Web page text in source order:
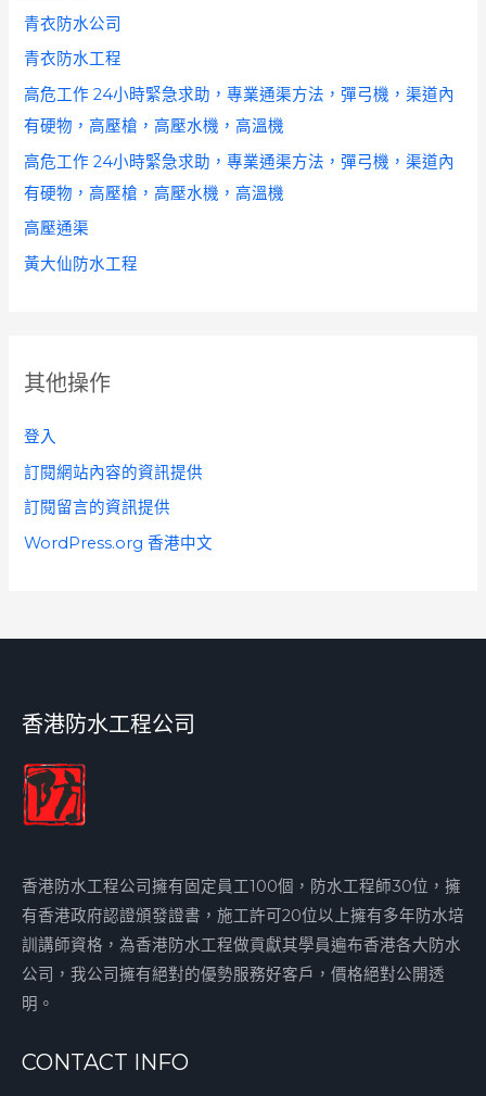
青衣防水公司
青衣防水工程
高危工作 24小時緊急求助，專業通渠方法，彈弓機，渠道內
有硬物，高壓槍，高壓水機，高溫機
高危工作 24小時緊急求助，專業通渠方法，彈弓機，渠道內
有硬物，高壓槍，高壓水機，高溫機
高壓通渠
黃大仙防水工程
其他操作
登入
訂閱網站內容的資訊提供
訂閱留言的資訊提供
WordPress.org 香港中文
香港防水工程公司
香港防水工程公司擁有固定員工100個，防水工程師30位，擁
有香港政府認證頒發證書，施工許可20位以上擁有多年防水培
訓講師資格，為香港防水工程做貢獻其學員遍布香港各大防水
公司，我公司擁有絕對的優勢服務好客戶，價格絕對公開透
明。
CONTACT INFO